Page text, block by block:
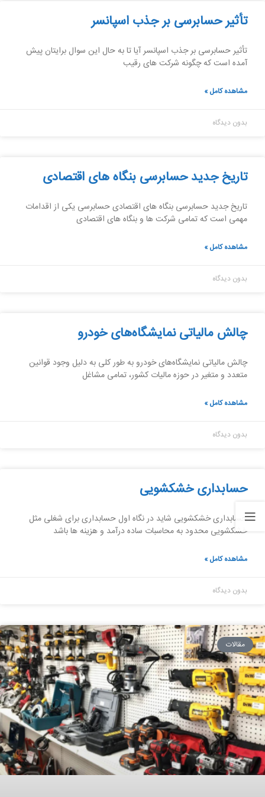
تأثیر حسابرسی بر جذب اسپانسر
تأثیر حسابرسی بر جذب اسپانسر آیا تا به حال این سوال برایتان پیش
آمده است که چگونه شرکت های رقیب
مشاهده کامل »
بدون دیدگاه
تاریخ جدید حسابرسی بنگاه های اقتصادی
تاریخ جدید حسابرسی بنگاه های اقتصادی حسابرسی یکی از اقدامات
مهمی است که تمامی شرکت ها و بنگاه های اقتصادی
مشاهده کامل »
بدون دیدگاه
چالش مالیاتی نمایشگاه‌های خودرو
چالش مالیاتی نمایشگاه‌های خودرو به طور کلی به دلیل وجود قوانین
متعدد و متغیر در حوزه مالیات کشور، تمامی مشاغل
مشاهده کامل »
بدون دیدگاه
حسابداری خشکشویی
حسابداری خشکشویی شاید در نگاه اول حسابداری برای شغلی مثل
خشکشویی محدود به محاسبات ساده درآمد و هزینه ها باشد
مشاهده کامل »
بدون دیدگاه
مقالات